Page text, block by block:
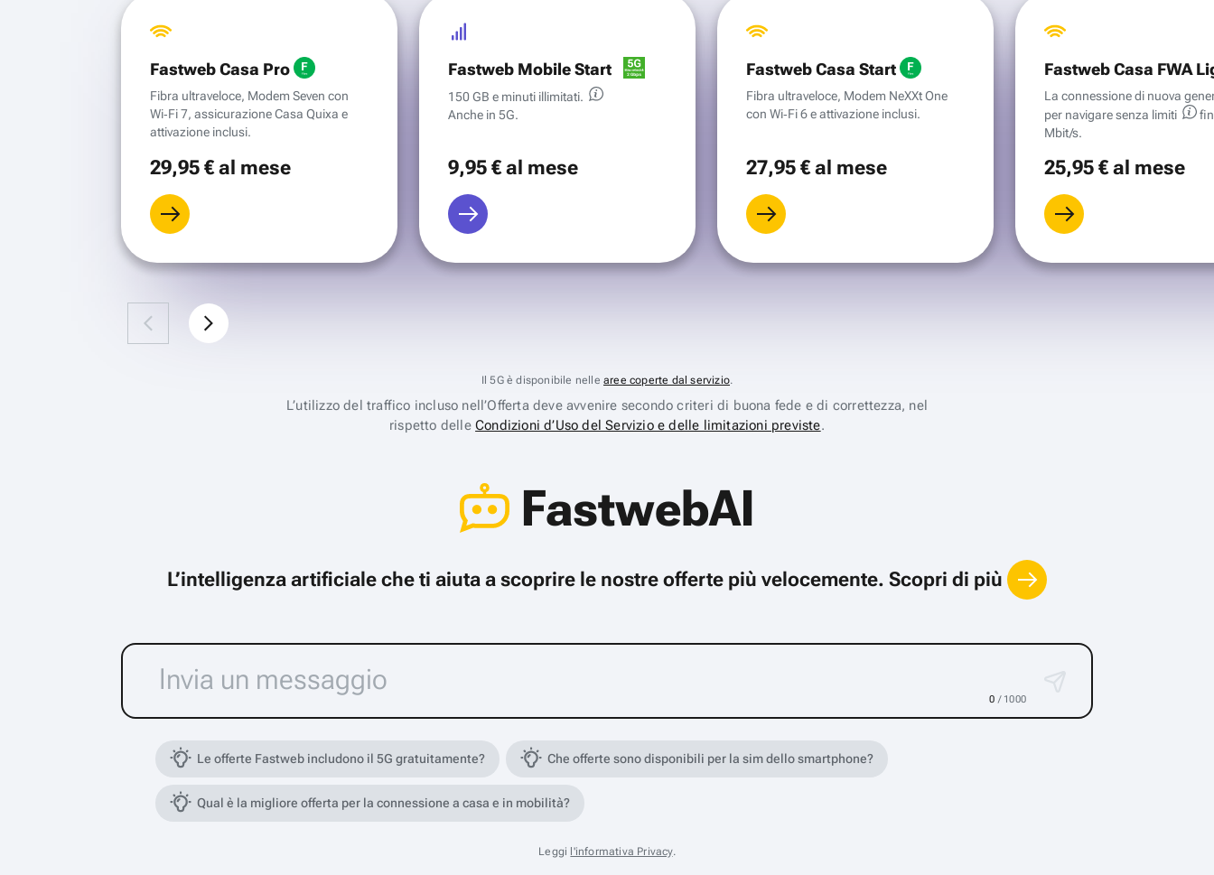
Fastweb Casa Pro
Fibra ultraveloce, Modem Seven con
Wi‑Fi 7, assicurazione Casa Quixa e
attivazione inclusi.
29,95 €al mese
Fastweb Mobile Start
150 GB e minuti illimitati.
Anche in 5G.
9,95 €al mese
Fastweb Casa Start
Fibra ultraveloce, Modem NeXXt One
con Wi‑Fi 6 e attivazione inclusi.
27,95 €al mese
Fastweb Casa FWA
La connessione di nuova
per navigare senza limiti
Mbit/s.
25,95 €al mese
Il 5G è disponibile nelle aree coperte dal servizio.
L’utilizzo del traffico incluso nell’Offerta deve avvenire secondo criteri di buona fede e di correttezza, nel
rispetto delleCondizioni d’Uso del Servizio e delle limitazioni previste.
FastwebAI
L’intelligenza artificiale che ti aiuta a scoprire le nostre offerte più velocemente. Scopri di più
0 / 1000
Le offerte Fastweb includono il 5G gratuitamente? Che offerte sono disponibili per la sim dello smartphone?
Qual è la migliore offerta per la connessione a casa e in mobilità?
Leggi l'informativa Privacy.